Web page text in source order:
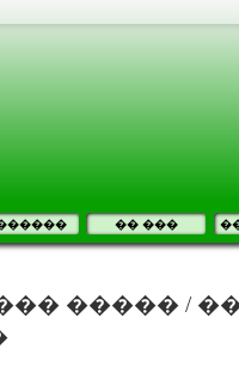
�� ���
����� /